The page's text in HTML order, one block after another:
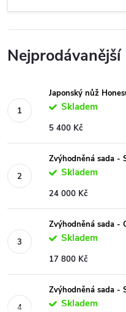
Nejprodávanější
Japonský nůž
Skladem
5 400 Kč
Zvýhodněná sada -
Skladem
24 000 Kč
Zvýhodněná sada -
Skladem
17 800 Kč
Zvýhodněná sada -
Skladem